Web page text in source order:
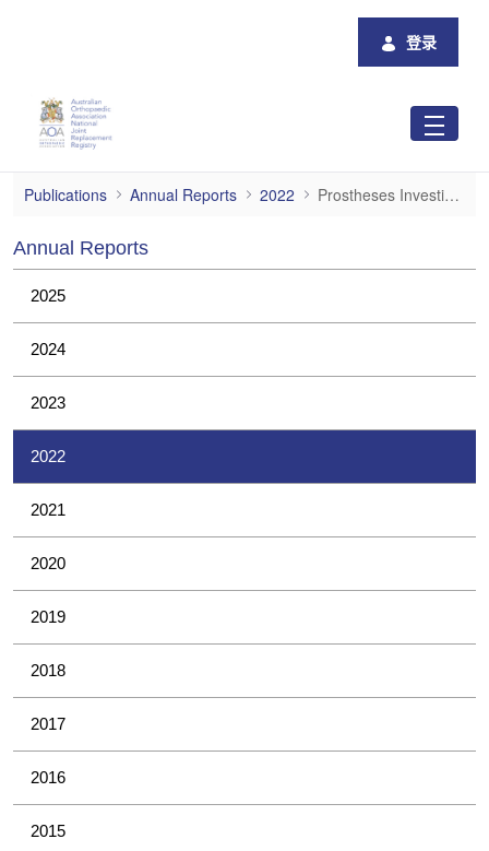
登录
Prostheses Investigations
Publications Annual Reports 2022 Prostheses Investigations
Annual Reports
2025
2024
2023
2022
2021
2020
2019
2018
2017
2016
2015